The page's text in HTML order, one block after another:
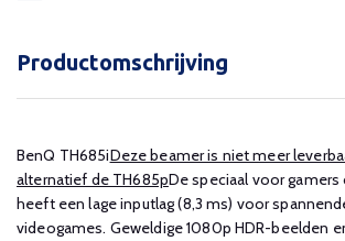
Productomschrijving
BenQ TH685iDeze beamer is niet meer
alternatief de TH685pDe speciaal voor
heeft een lage inputlag (8,3 ms) voor
videogames. Geweldige 1080p HDR-beelden